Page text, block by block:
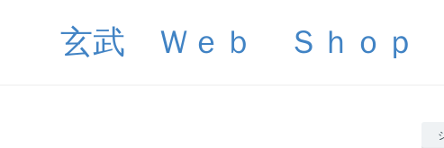
玄武 Ｗｅｂ Ｓｈｏｐ